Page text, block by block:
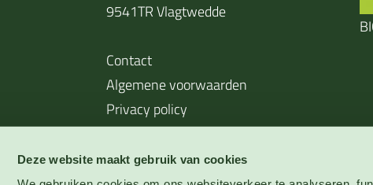
Deze website maakt gebruik van cookies
kiemen
9541TR Vlagtwedde
Contact
Algemene voorwaarden
Privacy policy